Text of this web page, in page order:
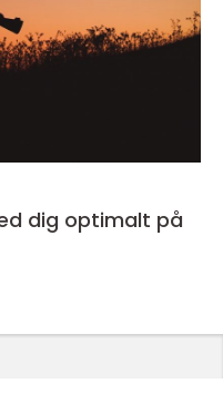
dig optimalt på